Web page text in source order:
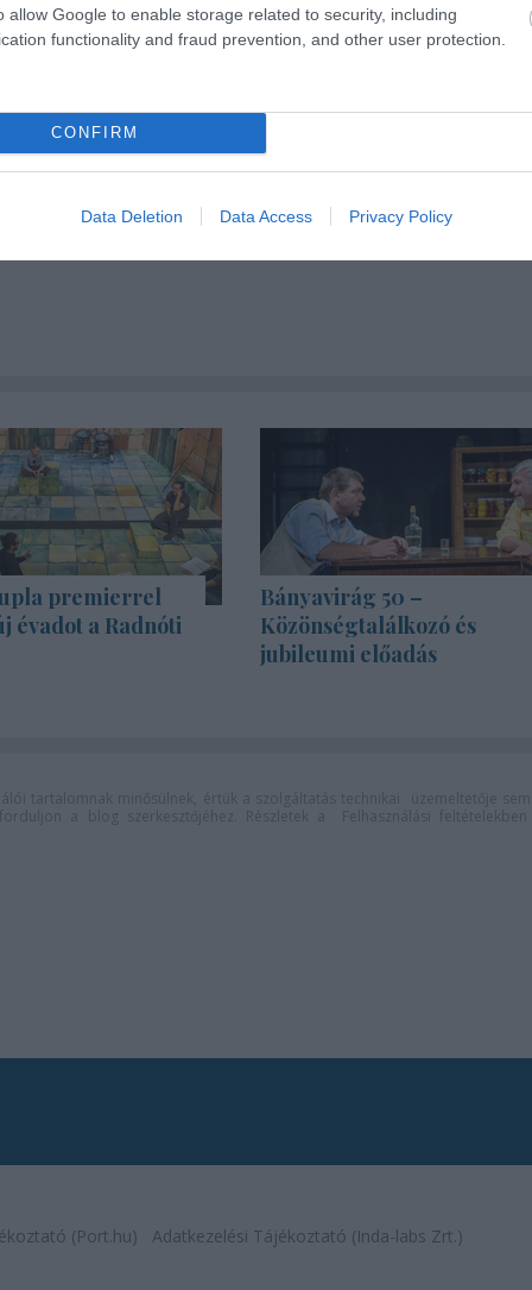
allow Google to enable storage related to security, including
functionality and fraud prevention, and other user protection.
CONFIRM
Data Deletion Data Access Privacy Policy
1200 Ft
premierrel
évadot a Radnóti
Bányavirág 50 –
Közönségtalálkozó és
jubileumi előadás
(Port.hu) Adatkezelési Tájékoztató (Inda-labs Zrt.)